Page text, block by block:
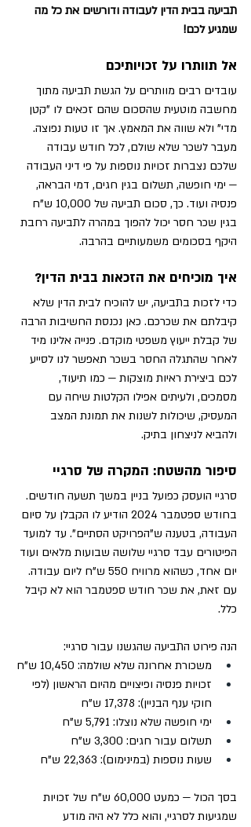
תביעה בבית הדין לעבודה ודורשים את כל מה
שמגיע לכם!
אל תוותרו על זכויותיכם
עובדים רבים מוותרים על הגשת תביעה מתוך
מחשבה מוטעית שהסכום שהם זכאים לו "קטן
מדי" ולא שווה את המאמץ. אך זו טעות נפוצה.
מעבר לשכר שלא שולם, לכל חודש עבודה
שלכם נצברות זכויות נוספות על פי דיני העבודה
— ימי חופשה, תשלום בגין חגים, דמי הבראה,
פנסיה ועוד. כך, סכום תביעה של 10,000 ש"ח
בגין שכר חסר יכול להפוך במהרה לתביעה רחבת
היקף בסכומים משמעותיים בהרבה.
איך מוכיחים את הזכאות בבית הדין?
כדי לזכות בתביעה, יש להוכיח לבית הדין שלא
קיבלתם את שכרכם. כאן נכנסת החשיבות הרבה
של קבלת ייעוץ משפטי מוקדם. פנייה אלינו מיד
לאחר שהתגלה החסר בשכר תאפשר לנו לסייע
לכם ביצירת ראיות מוצקות — כמו תיעוד,
מסמכים, ולעיתים אפילו הקלטות שיחה עם
המעסיק, שיכולות לשנות את תמונת המצב
ולהביא לניצחון בתיק.
סיפור מהשטח: המקרה של סרגיי
סרגיי הועסק כפועל בניין במשך תשעה חודשים.
בחודש ספטמבר 2024 הודיע לו הקבלן על סיום
העבודה, בטענה ש"הפרויקט הסתיים". עד למועד
הפיטורים עבד סרגיי שלושה שבועות מלאים ועוד
יום אחד, כשהוא מרוויח 550 ש"ח ליום עבודה.
עם זאת, את שכר חודש ספטמבר הוא לא קיבל
כלל.
הנה פירוט התביעה שהגשנו עבור סרגיי:
משכורת אחרונה שלא שולמה: 10,450 ש"ח
זכויות פנסיה ופיצויים מהיום הראשון (לפי
חוקי ענף הבניין): 17,378 ש"ח
ימי חופשה שלא נוצלו: 5,791 ש"ח
תשלום עבור חגים: 3,300 ש"ח
שעות נוספות (במינימום): 22,363 ש"ח
בסך הכול — כמעט 60,000 ש"ח של זכויות
שמגיעות לסרגיי, והוא כלל לא היה מודע